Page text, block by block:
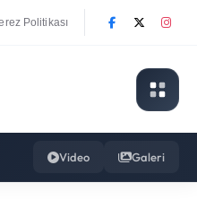
Politikası
Video Galeri